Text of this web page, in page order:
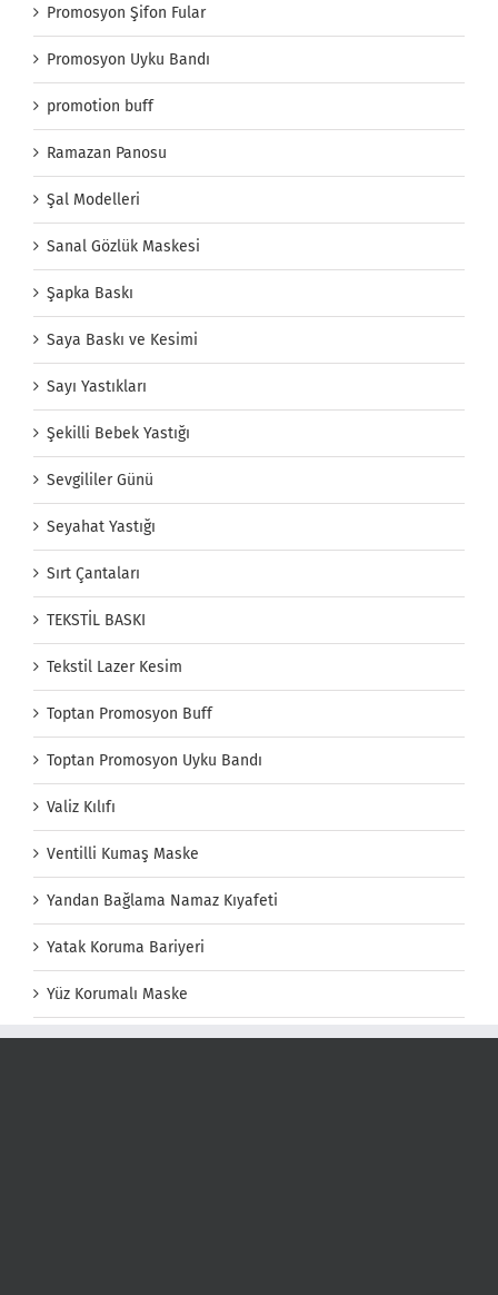
Promosyon Şifon Fular
Promosyon Uyku Bandı
promotion buff
Ramazan Panosu
Şal Modelleri
Sanal Gözlük Maskesi
Şapka Baskı
Saya Baskı ve Kesimi
Sayı Yastıkları
Şekilli Bebek Yastığı
Sevgililer Günü
Seyahat Yastığı
Sırt Çantaları
TEKSTİL BASKI
Tekstil Lazer Kesim
Toptan Promosyon Buff
Toptan Promosyon Uyku Bandı
Valiz Kılıfı
Ventilli Kumaş Maske
Yandan Bağlama Namaz Kıyafeti
Yatak Koruma Bariyeri
Yüz Korumalı Maske